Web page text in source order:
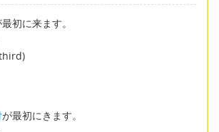
初に来ます。
が最初にきます。